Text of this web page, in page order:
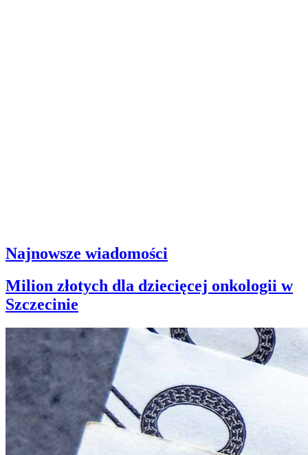
Najnowsze wiadomości
Milion złotych dla dziecięcej onkologii w
Szczecinie